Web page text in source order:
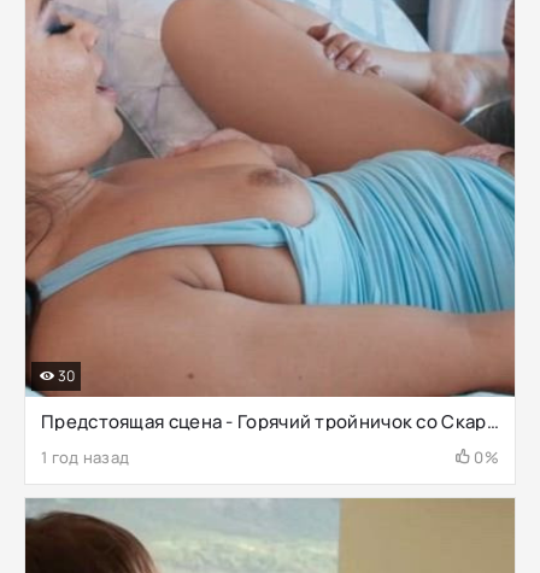
Предстоящая сцена - Горячий тройничок со Скарлетт Алексис
1 год назад 0%
30